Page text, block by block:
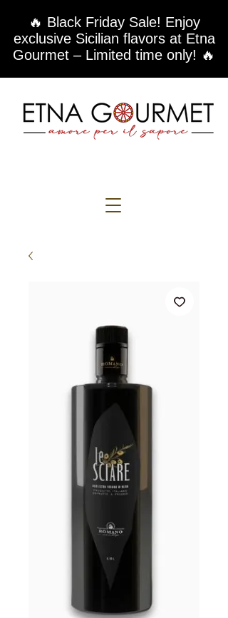
🔥 Black Friday Sale! Enjoy
exclusive Sicilian flavors at Etna
Gourmet – Limited time only! 🔥